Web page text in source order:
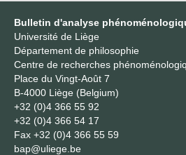
Bulletin d'analyse
Université de Liège
Département de philosophie
Centre de recherches
Place du Vingt-Août 7
B-4000 Liège (Belgium)
+32 (0)4 366 55 92
+32 (0)4 366 54 17
Fax +32 (0)4 366 55 59
bap@uliege.be